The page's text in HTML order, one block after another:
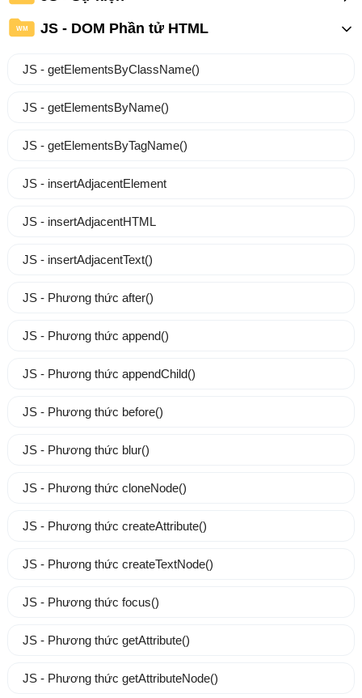
WM JS - DOM Phần tử HTML
JS - getElementsByClassName()
JS - getElementsByName()
JS - getElementsByTagName()
JS - insertAdjacentElement
JS - insertAdjacentHTML
JS - insertAdjacentText()
JS - Phương thức after()
JS - Phương thức append()
JS - Phương thức appendChild()
JS - Phương thức before()
JS - Phương thức blur()
JS - Phương thức cloneNode()
JS - Phương thức createAttribute()
JS - Phương thức createTextNode()
JS - Phương thức focus()
JS - Phương thức getAttribute()
JS - Phương thức getAttributeNode()